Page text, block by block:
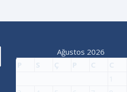
Ağustos 2026
P
S Ç P C C
1